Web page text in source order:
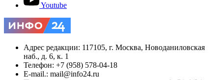
Youtube
Адрес редакции: 117105, г. Москва, Новоданиловская
наб., д. 6, к. 1
Телефон: +7 (958) 578-04-18
E-mail.: mail@info24.ru